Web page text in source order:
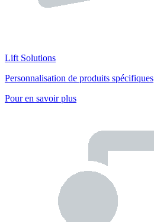
Lift Solutions
Personnalisation de produits spécifiques
Pour en savoir plus